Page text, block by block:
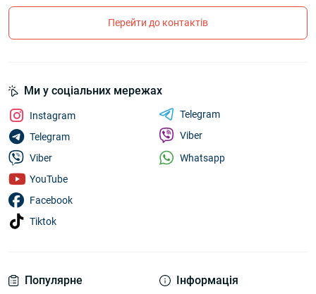
Перейти до контактів
Популярне Інформація
Ми у соціальних мережах
Instagram
Telegram
Viber
YouTube
Facebook
Tiktok
Telegram
Viber
Whatsapp